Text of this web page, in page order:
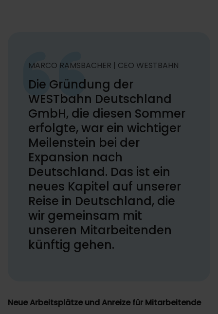
MARCO RAMSBACHER | CEO WESTBAHN
Die Gründung der
WESTbahn Deutschland
GmbH, die diesen Sommer
erfolgte, war ein wichtiger
Meilenstein bei der
Expansion nach
Deutschland. Das ist ein
neues Kapitel auf unserer
Reise in Deutschland, die
wir gemeinsam mit
unseren Mitarbeitenden
künftig gehen.
Neue Arbeitsplätze und Anreize für Mitarbeitende